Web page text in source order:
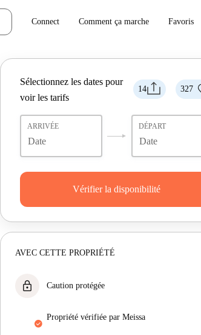
Connect Comment ça marche Favoris
14 327
Sélectionnez les dates pour
voir les tarifs
ARRIVÉE DÉPART
Vérifier la disponibilité
AVEC CETTE PROPRIÉTÉ
lock Caution protégée
propriétaire ne procède pas au remboursement de
votre cation, nous nous en chargerons.
propriété vérifiée par Meissa